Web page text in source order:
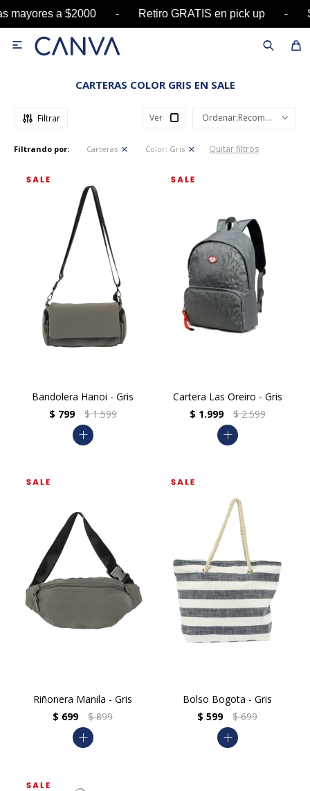
mayores a $2000 - Retiro GRATIS en pick up

CARTERAS COLOR GRIS EN SALE
Ver Recomendados
Filtrando por: Carteras Color: Gris Quitar filtros
Bandolera Hanoi - Gris
$ 799 $ 1.599
add
Cartera Las Oreiro - Gris
$ 1.999 $ 2.599
add
Riñonera Manila - Gris
$ 699 $ 899
add
Bolso Bogota - Gris
$ 599 $ 699
add